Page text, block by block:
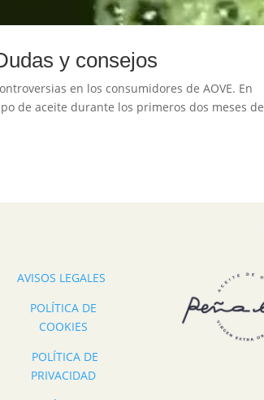
y consejos
en los consumidores de AOVE. En
de aceite durante los primeros dos meses de
AVISOS LEGALES
POLÍTICA DE
COOKIES
POLÍTICA DE
PRIVACIDAD